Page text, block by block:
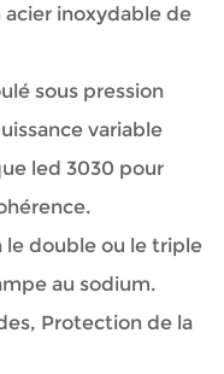
inoxydable de
sous pression
variable
led 3030 pour
le double ou le triple
au sodium.
Protection de la